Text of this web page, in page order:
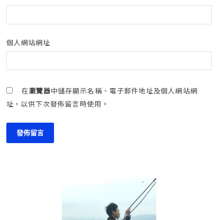
個人網站網址
在瀏覽器中儲存顯示名稱、電子郵件地址及個人網站網
址，以供下次發佈留言時使用。